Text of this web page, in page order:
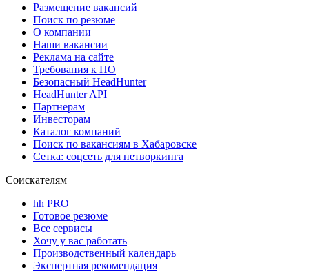
Размещение вакансий
Поиск по резюме
О компании
Наши вакансии
Реклама на сайте
Требования к ПО
Безопасный HeadHunter
HeadHunter API
Партнерам
Инвесторам
Каталог компаний
Поиск по вакансиям в Хабаровске
Сетка: соцсеть для нетворкинга
Соискателям
hh PRO
Готовое резюме
Все сервисы
Хочу у вас работать
Производственный календарь
Экспертная рекомендация